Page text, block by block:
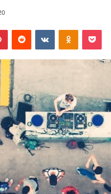
PinterestReddit VKontakte